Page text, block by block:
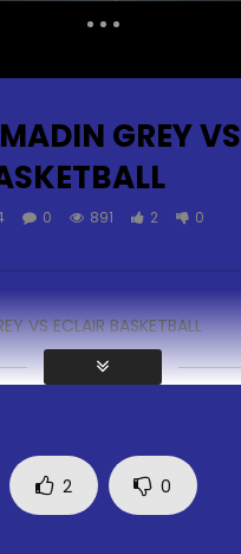
GREY VS
0 891 2 0
VS ECLAIR BASKETBALL
2 0